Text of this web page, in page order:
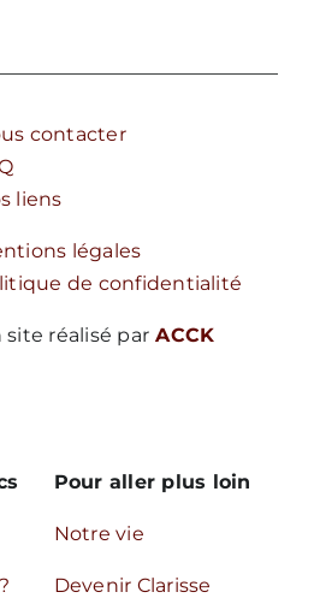
Pour aller plus loin
Notre vie
Devenir Clarisse
contacter
liens
légales
de confidentialité
site réalisé par ACCK